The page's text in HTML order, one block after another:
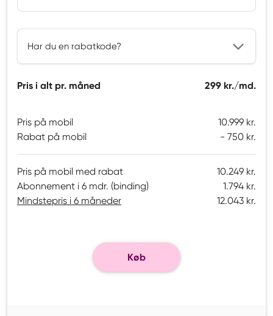
Har du en rabatkode?
Pris i alt pr. måned 299 kr./md.
Pris på mobil
10.999 kr.
Rabat på mobil
750 kr.
Pris på mobil med rabat
10.249 kr.
Abonnement i 6 mdr. (binding)
1.794 kr.
Mindstepris i 6 måneder
12.043 kr.
Køb